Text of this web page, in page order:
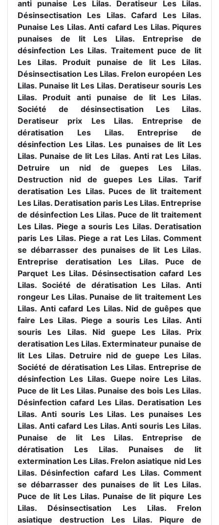
anti punaise Les Lilas. Deratiseur Les Lilas.
Désinsectisation Les Lilas. Cafard Les Lilas.
Punaise Les Lilas. Anti cafard Les Lilas. Piqures
punaises de lit Les Lilas. Entreprise de
désinfection Les Lilas. Traitement puce de lit
Les Lilas. Produit punaise de lit Les Lilas.
Désinsectisation Les Lilas. Frelon européen Les
Lilas. Punaise lit Les Lilas. Deratiseur souris Les
Lilas. Produit anti punaise de lit Les Lilas.
Société de désinsectisation Les Lilas.
Deratiseur prix Les Lilas. Entreprise de
dératisation Les Lilas. Entreprise de
désinfection Les Lilas. Les punaises de lit Les
Lilas. Punaise de lit Les Lilas. Anti rat Les Lilas.
Detruire un nid de guepes Les Lilas.
Destruction nid de guepes Les Lilas. Tarif
deratisation Les Lilas. Puces de lit traitement
Les Lilas. Deratisation paris Les Lilas. Entreprise
de désinfection Les Lilas. Puce de lit traitement
Les Lilas. Piege a souris Les Lilas. Deratisation
paris Les Lilas. Piege a rat Les Lilas. Comment
se débarrasser des punaises de lit Les Lilas.
Entreprise deratisation Les Lilas. Puce de
Parquet Les Lilas. Désinsectisation cafard Les
Lilas. Société de dératisation Les Lilas. Anti
rongeur Les Lilas. Punaise de lit traitement Les
Lilas. Anti cafard Les Lilas. Nid de guêpes que
faire Les Lilas. Piege a souris Les Lilas. Anti
souris Les Lilas. Nid guepe Les Lilas. Prix
deratisation Les Lilas. Exterminateur punaise de
lit Les Lilas. Detruire nid de guepe Les Lilas.
Société de dératisation Les Lilas. Entreprise de
désinfection Les Lilas. Guepe noire Les Lilas.
Puce de lit Les Lilas. Punaise des bois Les Lilas.
Désinfection cafard Les Lilas. Deratisation Les
Lilas. Anti souris Les Lilas. Les punaises Les
Lilas. Anti cafard Les Lilas. Anti souris Les Lilas.
Punaise de lit Les Lilas. Entreprise de
dératisation Les Lilas. Punaises de lit
extermination Les Lilas. Frelon asiatique nid Les
Lilas. Désinfection cafard Les Lilas. Comment
se débarrasser des punaises de lit Les Lilas.
Puce de lit Les Lilas. Punaise de lit piqure Les
Lilas. Désinsectisation Les Lilas. Frelon
asiatique destruction Les Lilas. Piqure de